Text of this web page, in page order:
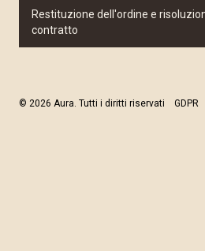
Restituzione dell'ordine e
contratto
© 2026 Aura. Tutti i diritti riservati GDPR